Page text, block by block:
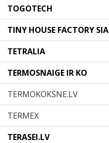
TOGOTECH
TINY HOUSE FACTORY SIA
TETRALIA
TERMOSNAIGE IR KO
TERMOKOKSNE.LV
TERMEX
TERASEI.LV